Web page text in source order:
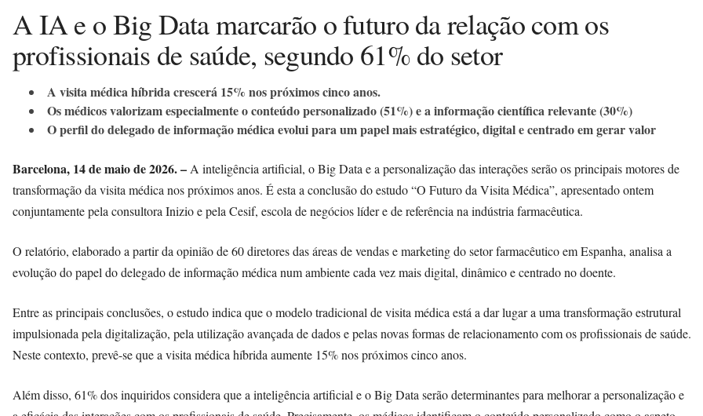
A IA e o Big Data marcarão o futuro da relação com os
profissionais de saúde, segundo 61% do setor
A visita médica híbrida crescerá 15% nos próximos cinco anos.
Os médicos valorizam especialmente o conteúdo personalizado (51%) e a informação científica relevante (30%)
O perfil do delegado de informação médica evolui para um papel mais estratégico, digital e centrado em gerar valor
Barcelona, 14 de maio de 2026. –A inteligência artificial, o Big Data e a personalização das interações serão os principais motores de
transformação da visita médica nos próximos anos. É esta a conclusão do estudo “O Futuro da Visita Médica”, apresentado ontem
conjuntamente pela consultora Inizio e pela Cesif, escola de negócios líder e de referência na indústria farmacêutica.
O relatório, elaborado a partir da opinião de 60 diretores das áreas de vendas e marketing do setor farmacêutico em Espanha, analisa a
evolução do papel do delegado de informação médica num ambiente cada vez mais digital, dinâmico e centrado no doente.
Entre as principais conclusões, o estudo indica que o modelo tradicional de visita médica está a dar lugar a uma transformação estrutural
impulsionada pela digitalização, pela utilização avançada de dados e pelas novas formas de relacionamento com os profissionais de saúde.
Neste contexto, prevê-se que a visita médica híbrida aumente 15% nos próximos cinco anos.
Além disso, 61% dos inquiridos considera que a inteligência artificial e o Big Data serão determinantes para melhorar a personalização e